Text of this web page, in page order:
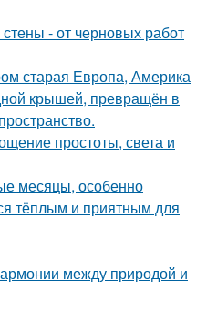
- от черновых работ
старая Европа, Америка
крышей, превращён в
простоты, света и
месяцы, особенно
тёплым и приятным для
между природой и